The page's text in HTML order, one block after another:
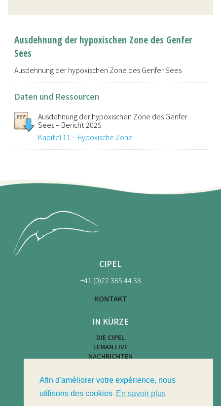
Afin d'améliorer votre expérience, nous
utilisons des cookies En savoir plus
Ausdehnung der hypoxischen Zone des Genfer
Sees
Ausdehnung der hypoxischen Zone des Genfer Sees
Daten und Ressourcen
Ausdehnung der hypoxischen Zone des Genfer
Sees – Bericht 2025
Kapitel 11 – Hypoxische Zone
CIPEL
+41 (0)22 365 44 33
KONTAKT
IN KÜRZE
DIE CIPEL
LEMAN LIVE
NACHRICHTEN
WASSERAKTIVITÄTEN
LIMNOTHEK
LIMNOLOGISCHES BULLETIN